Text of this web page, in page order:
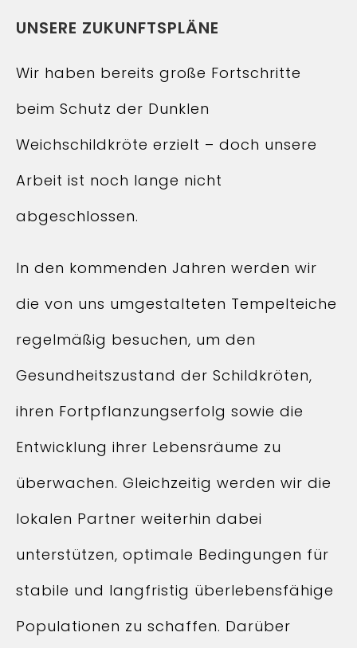
UNSERE ZUKUNFTSPLÄNE
Wir haben bereits große Fortschritte
beim Schutz der Dunklen
Weichschildkröte erzielt – doch unsere
Arbeit ist noch lange nicht
abgeschlossen.
In den kommenden Jahren werden wir
die von uns umgestalteten Tempelteiche
regelmäßig besuchen, um den
Gesundheitszustand der Schildkröten,
ihren Fortpflanzungserfolg sowie die
Entwicklung ihrer Lebensräume zu
überwachen. Gleichzeitig werden wir die
lokalen Partner weiterhin dabei
unterstützen, optimale Bedingungen für
stabile und langfristig überlebensfähige
Populationen zu schaffen. Darüber